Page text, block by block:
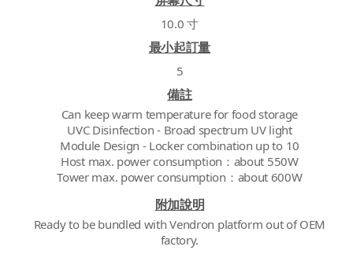
10.0 寸
最小起訂量
5
備註
Can keep warm temperature for food storage
UVC Disinfection - Broad spectrum UV light
Module Design - Locker combination up to 10
Host max. power consumption：about 550W
Tower max. power consumption：about 600W
附加說明
Ready to be bundled with Vendron platform out of OEM
factory.